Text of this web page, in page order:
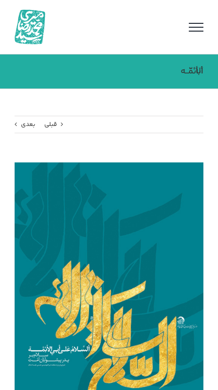
أبا الأئمّــه
قبلی بعدی